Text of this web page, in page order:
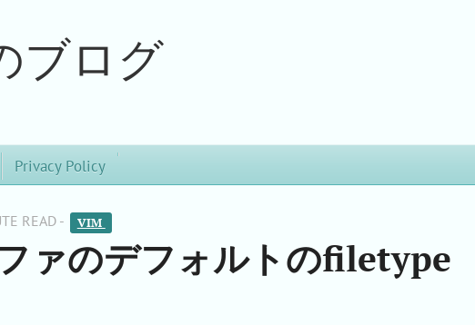
ブログ
Privacy Policy
READ - VIM
ァのデフォルトのfiletype